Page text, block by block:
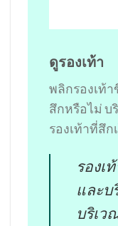
ดูรองเท้า
พลิกรองเท้
สึกหรือไม่ บ
รองเท้าที่สึ
รองเ
และบ
บริเว